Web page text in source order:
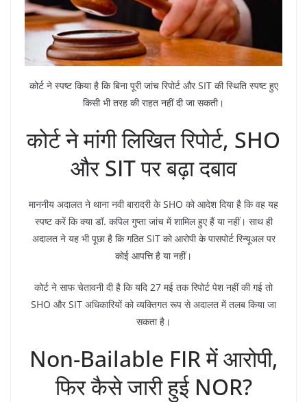
कोर्ट ने स्पष्ट किया है कि बिना पूरी जांच रिपोर्ट और SIT की स्थिति स्पष्ट हुए
किसी भी तरह की राहत नहीं दी जा सकती।
कोर्ट ने मांगी लिखित रिपोर्ट, SHO
और SIT पर बढ़ा दबाव
माननीय अदालत ने थाना नवी बारादरी के SHO को आदेश दिया है कि वह यह
स्पष्ट करें कि क्या डॉ. कपिल गुप्ता जांच में शामिल हुए हैं या नहीं। साथ ही
अदालत ने यह भी पूछा है कि गठित SIT को आरोपी के पासपोर्ट रिन्यूअल पर
कोई आपत्ति है या नहीं।
कोर्ट ने साफ चेतावनी दी है कि यदि 27 मई तक रिपोर्ट पेश नहीं की गई तो
SHO और SIT अधिकारियों को व्यक्तिगत रूप से अदालत में तलब किया जा
सकता है।
Non-Bailable FIR में आरोपी,
फिर कैसे जारी हुई NOR?